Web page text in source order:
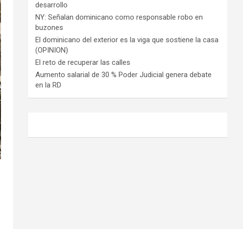
desarrollo
NY: Señalan dominicano como responsable robo en
buzones
El dominicano del exterior es la viga que sostiene la casa
(OPINION)
El reto de recuperar las calles
Aumento salarial de 30 % Poder Judicial genera debate
en la RD